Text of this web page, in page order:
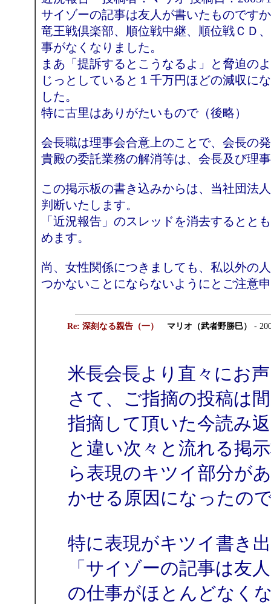
サイゾーの記事は友人が書いたものです
竜王戦倶楽部、順位戦中継、順位戦ＣＤ
事がなくなりました。
まあ「提訴するとこうなるよ」と脅迫の
じっとしていると１千万円ほどの減収に
した。
特に古里はありがたいもので（後略）
会長職は理事会合意上のことで、会長の
貴殿の委託業務の解消等は、会長及び理
この掲示板の書き込みからは、当社団法
判断いたします。
「近況報告」のスレッドを消去するとと
めます。
尚、女性関係につきましても、私以外の
つかないことにならないようにとご注意
Re: 深刻なる親告（一） マリオ（武者野勝巳） -
米長会長より直々にお
さて、ご指摘の投稿は
指摘して頂いた今読み
と違い次々と流れる掲
ら表現のキツイ部分が
かせる原因になったの
特に表現がキツイ書き
「サイゾーの記事は友
の仕事がほとんどなく